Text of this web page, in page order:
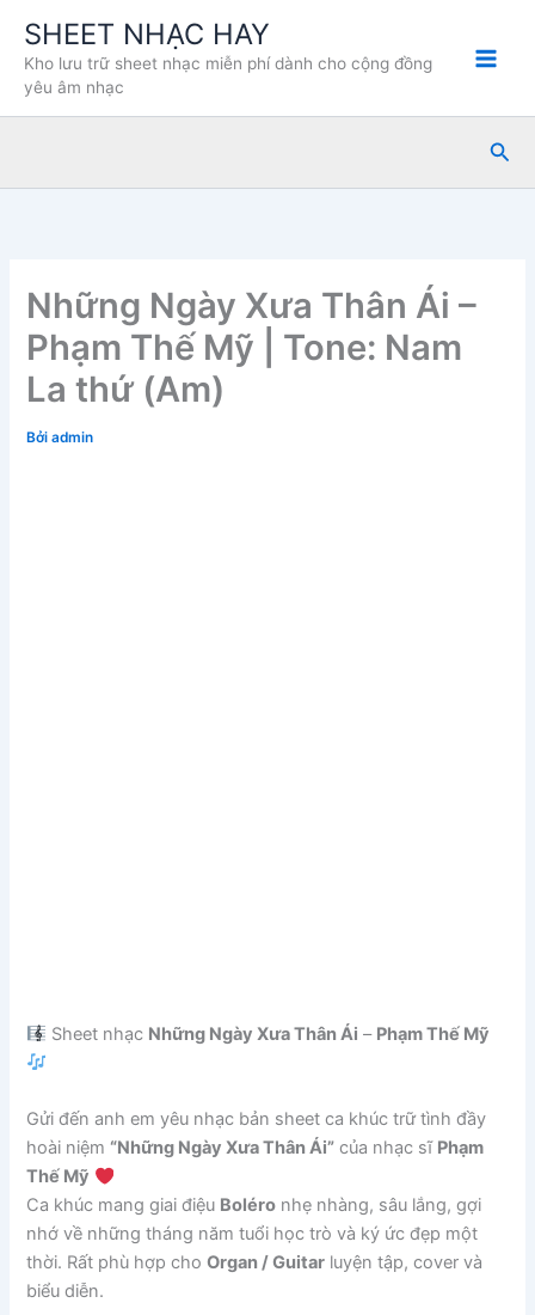
dung
SHEET NHẠC HAY
Kho lưu trữ sheet nhạc miễn phí dành cho cộng đồng
yêu âm nhạc
Tìm
Những Ngày Xưa Thân Ái –
Phạm Thế Mỹ | Tone: Nam
La thứ (Am)
Bởiadmin
Sheet nhạc Những Ngày Xưa Thân Ái – Phạm Thế Mỹ
Gửi đến anh em yêu nhạc bản sheet ca khúc trữ tình đầy
hoài niệm “Những Ngày Xưa Thân Ái” của nhạc sĩ Phạm
Thế Mỹ
Ca khúc mang giai điệu Boléro nhẹ nhàng, sâu lắng, gợi
nhớ về những tháng năm tuổi học trò và ký ức đẹp một
thời. Rất phù hợp choOrgan / Guitar luyện tập, cover và
biểu diễn.